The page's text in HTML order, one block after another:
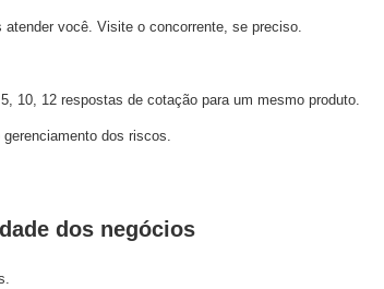
você. Visite o concorrente, se preciso.
10, 12 respostas de cotação para um mesmo produto.
dos riscos.
dos negócios